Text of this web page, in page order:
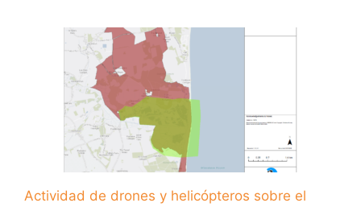
Actividad de drones y helicópteros sobre el